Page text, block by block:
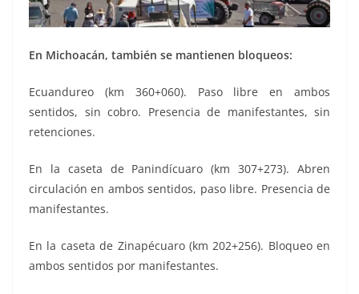
En Michoacán, también se mantienen bloqueos:
Ecuandureo (km 360+060). Paso libre en ambos
sentidos, sin cobro. Presencia de manifestantes, sin
retenciones.
En la caseta de Panindícuaro (km 307+273). Abren
circulación en ambos sentidos, paso libre. Presencia de
manifestantes.
En la caseta de Zinapécuaro (km 202+256). Bloqueo en
ambos sentidos por manifestantes.